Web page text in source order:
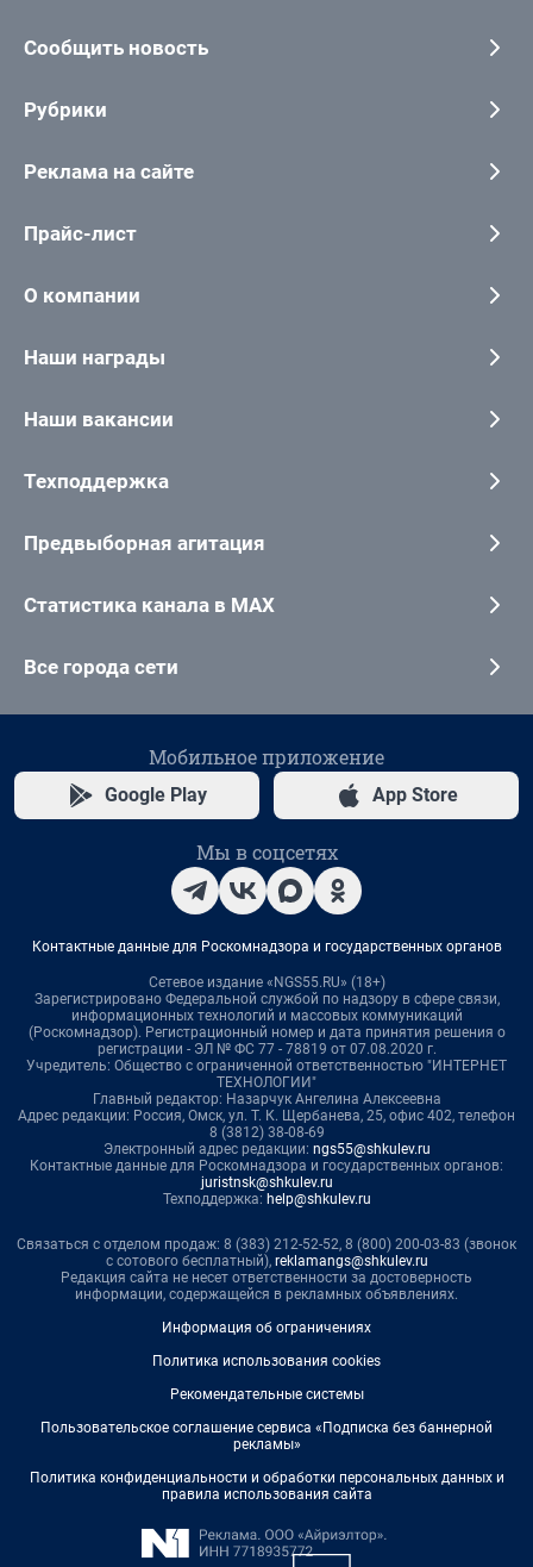
Сообщить новость
Рубрики
Реклама на сайте
Прайс-лист
О компании
Наши награды
Наши вакансии
Техподдержка
Предвыборная агитация
Статистика канала в MAX
Все города сети
Мобильное приложение
Google Play App Store
Мы в соцсетях
Контактные данные для Роскомнадзора и государственных органов
Сетевое издание «NGS55.RU» (18+)
Зарегистрировано Федеральной службой по надзору в сфере связи,
информационных технологий и массовых коммуникаций
(Роскомнадзор). Регистрационный номер и дата принятия решения о
регистрации - ЭЛ № ФС 77 - 78819 от 07.08.2020 г.
Учредитель: Общество с ограниченной ответственностью "ИНТЕРНЕТ
ТЕХНОЛОГИИ"
Главный редактор: Назарчук Ангелина Алексеевна
Адрес редакции: Россия, Омск, ул. Т. К. Щербанева, 25, офис 402, телефон
8 (3812) 38-08-69
Электронный адрес редакции: ngs55@shkulev.ru
Контактные данные для Роскомнадзора и государственных органов:
juristnsk@shkulev.ru
Техподдержка: help@shkulev.ru
Связаться с отделом продаж: 8 (383) 212-52-52, 8 (800) 200-03-83 (звонок
с сотового бесплатный), reklamangs@shkulev.ru
Редакция сайта не несет ответственности за достоверность
информации, содержащейся в рекламных объявлениях.
Информация об ограничениях
Политика использования cookies
Рекомендательные системы
Пользовательское соглашение сервиса «Подписка без баннерной
рекламы»
Политика конфиденциальности и обработки персональных данных и
правила использования сайта